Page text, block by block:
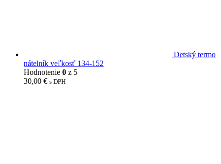
Detský termo
nátelník veľkosť 134-152
Hodnotenie 0 z 5
30,00 € s DPH